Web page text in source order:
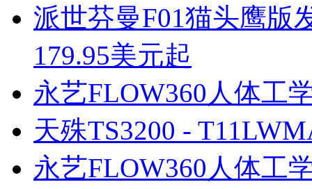
派世芬曼F01猫头鹰版
179.95美元起
永艺FLOW360人体工
天殊TS3200 -
永艺FLOW360人体工